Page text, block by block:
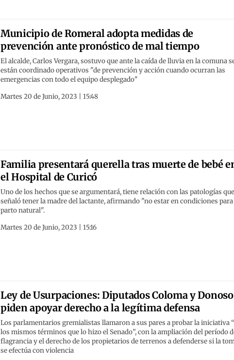
Municipio de Romeral adopta medidas de
prevención ante pronóstico de mal tiempo
El alcalde, Carlos Vergara, sostuvo que ante la caída de lluvia en la comuna
están coordinado operativos "de prevención y acción cuando ocurran las
emergencias con todo el equipo desplegado"
Martes 20 de Junio, 2023 | 15:48
Familia presentará querella tras muerte de bebé
el Hospital de Curicó
Uno de los hechos que se argumentará, tiene relación con las patologías
señaló tener la madre del lactante, afirmando "no estar en condiciones
parto natural".
Martes 20 de Junio, 2023 | 15:16
Ley de Usurpaciones: Diputados Coloma y Donoso
piden apoyar derecho a la legítima defensa
Los parlamentarios gremialistas llamaron a sus pares a probar la iniciativa
los mismos términos que lo hizo el Senado”, con la ampliación del período
flagrancia y el derecho de los propietarios de terrenos a defenderse si la
se efectúa con violencia